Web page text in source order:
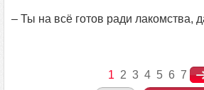
– Ты на всё готов ради лакомства,
1 2 3 4 5 6 7